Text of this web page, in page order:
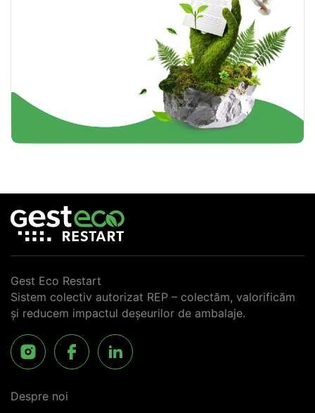
Gest Eco Restart
Sistem colectiv autorizat REP – colectăm, valorificăm
și reducem impactul deșeurilor de ambalaje.
Despre noi